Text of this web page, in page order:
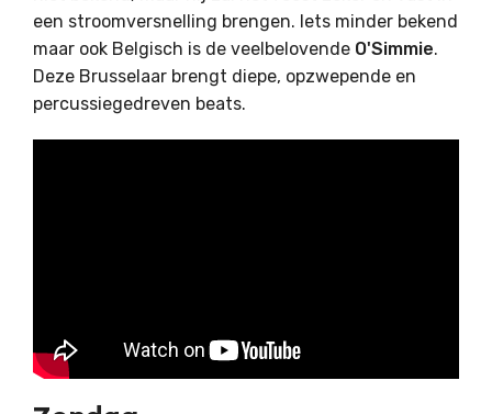
een stroomversnelling brengen. Iets minder bekend
maar ook Belgisch is de veelbelovende O'Simmie.
Deze Brusselaar brengt diepe, opzwepende en
percussiegedreven beats.